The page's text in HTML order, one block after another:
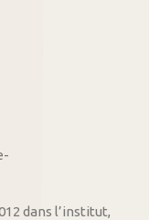
dans l’institut,